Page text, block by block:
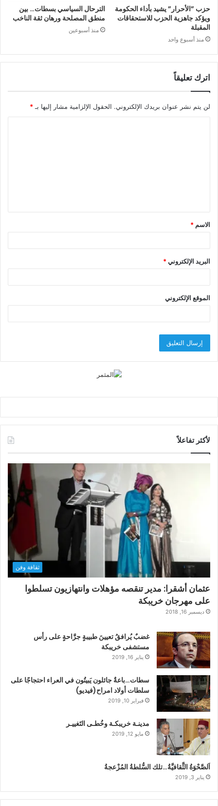
حزب ”الأحرار” يشيد بأداء الحكومة
ويؤكد جاهزية الحزب للاستحقاقات
المقبلة
منذ أسبوع واحد
الترحال السياسي بسطات… بين
منطق المصلحة ورهان ثقة الناخب
منذ أسبوعين
اترك تعليقاً
لن يتم نشر عنوان بريدك الإلكتروني. الحقول الإلزامية مشار إليها بـ *
ق
*
الاسم *
البريد الإلكتروني*
الموقع الإلكتروني
لأكثر تفاعلاً
ثقافة وفن
عثمان أشقرا: مدير تنقصه مؤهلات وانتهازيون تسلطوا
على مهرجان خريبكة
ديسمبر 16, 2018
غضبٌ يُرافقُ تعيينَ طبيبةٍ جرَّاحةٍ على رأس
مستشفى خريبكة
يناير 16, 2019
سطات…باعةٌ جائلون يَبيتُون في العراء احتجاجًا على
سلطات أولاد امراح(فيديو)
فبراير 10, 2019
مدينـة خريبكـة وخُطـى التَغييـر
مايو 12, 2019
اَلصَّحْوَةُ الثَّقافيَّةُ…تلك السُّلطةُ المُزْعجةُ
يناير 3, 2019